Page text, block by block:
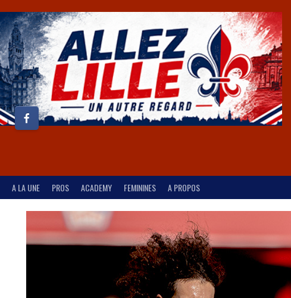
A LA UNE PROS ACADEMY FEMININES A PROPOS